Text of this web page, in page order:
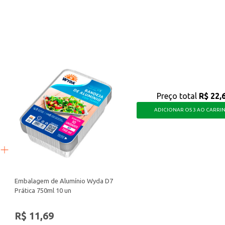
Embalagem de Alumínio Wyda D7
Prática 750ml 10 un
R$ 11,69
Preço total R$
ADICIONAR OS 3 AO